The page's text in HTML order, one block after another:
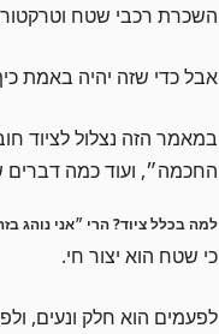
השכרת רכבי שטח
אבל כדי שזה יהיה באמת
במאמר הזה נצלול לציוד
החכמה״, ועוד כמה
למה בכלל ציוד? הרי ״אני נוהג
כי שטח הוא יצור חי.
לפעמים הוא חלק ונעים,